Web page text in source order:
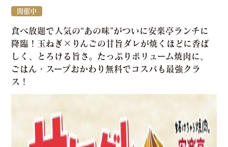
開催中
食べ放題で人気の“あの味”がついに安楽亭ランチに
降臨！玉ねぎ×りんごの甘旨ダレが焼くほどに香ば
しく、とろける旨さ。たっぷりボリューム焼肉に、
ごはん・スープおかわり無料でコスパも最強クラ
ス！